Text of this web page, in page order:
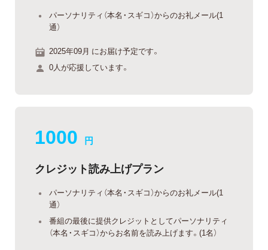
パーソナリティ（本名・スギコ）からのお礼メール(1
通）
2025年09月 にお届け予定です。
0人が応援しています。
1000 円
クレジット読み上げプラン
パーソナリティ（本名・スギコ）からのお礼メール(1
通）
番組の最後に提供クレジットとしてパーソナリティ
（本名・スギコ）からお名前を読み上げます。(1名）